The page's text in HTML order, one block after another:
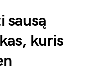
sausą
kuris